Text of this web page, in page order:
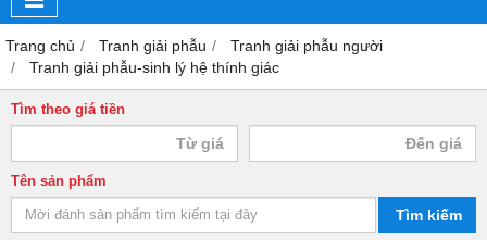
Trang chủ Tranh giải phẫu
Tranh giải phẫu người
Tranh giải phẫu-sinh lý hệ thính giác
Tìm theo giá tiền
Tên sản phẩm
Tìm kiếm